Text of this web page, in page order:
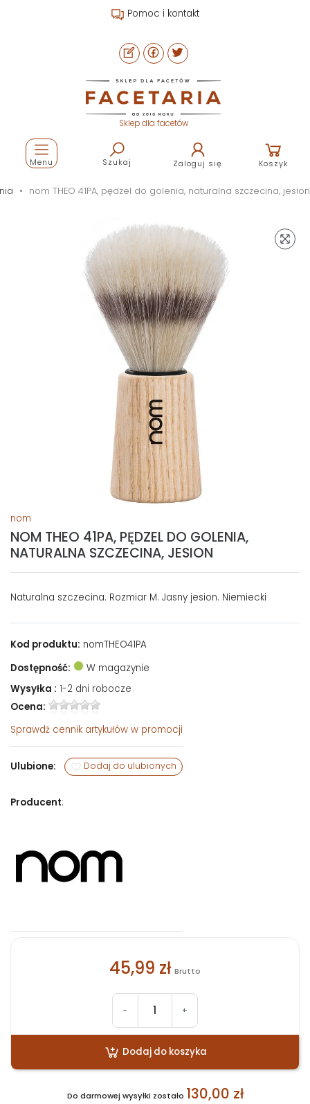
Pomoc i kontakt
Sklep dla facetów
Szukaj Zaloguj się Koszyk
Menu
nom THEO 41PA, pędzel do golenia, naturalna szczecina, jesion
nom
NOM THEO 41PA, PĘDZEL DO GOLENIA,
NATURALNA SZCZECINA, JESION
Naturalna szczecina. Rozmiar M. Jasny jesion. Niemiecki
Kod produktu: nomTHEO41PA
Dostępność:
W magazynie
Wysyłka : 1-2 dni robocze
Ocena:
Sprawdź cennik artykułów w promocji
Ulubione: Dodaj do ulubionych
Producent:
45,99 zł Brutto
- +
Dodaj do koszyka
Do darmowej wysyłki zostało 130,00 zł